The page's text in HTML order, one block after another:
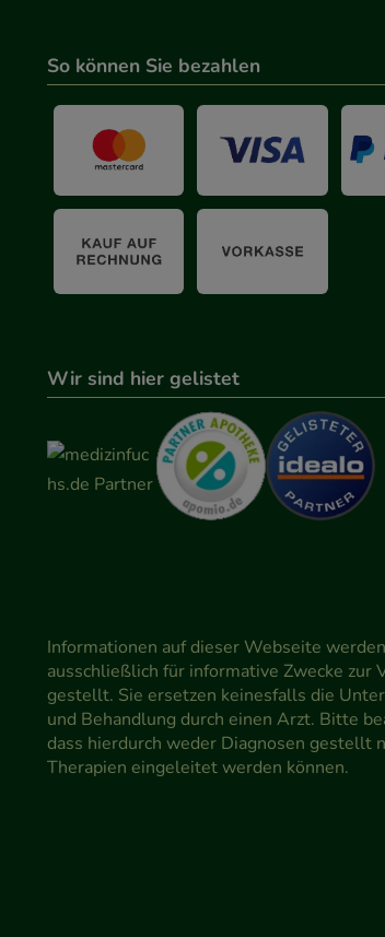
So können Sie bezahlen
Wir sind hier gelistet
Informationen auf dieser Webseite werden
ausschließlich für informative Zwecke zur
gestellt. Sie ersetzen keinesfalls die
und Behandlung durch einen Arzt. Bitte
dass hierdurch weder Diagnosen gestellt
Therapien eingeleitet werden können.